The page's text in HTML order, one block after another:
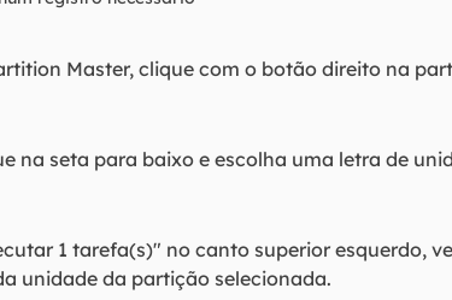
Master, clique com o botão direito na
na seta para baixo e escolha uma letra de
1 tarefa(s)" no canto superior esquerdo,
unidade da partição selecionada.